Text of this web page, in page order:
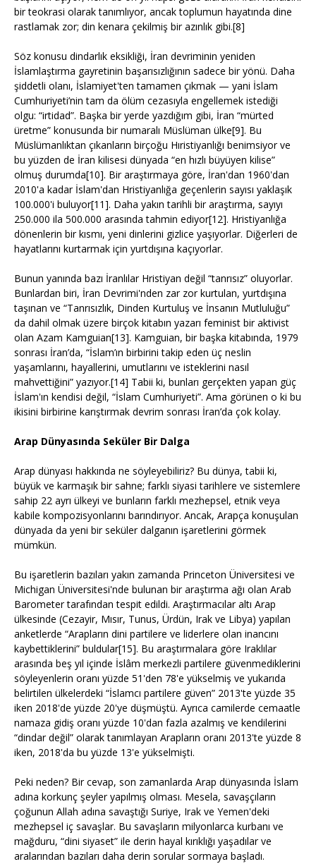
bir teokrasi olarak tanımlıyor, ancak toplumun hayatında dine
rastlamak zor; din kenara çekilmiş bir azınlık gibi.[8]
Söz konusu dindarlık eksikliği, İran devriminin yeniden
İslamlaştırma gayretinin başarısızlığının sadece bir yönü. Daha
şiddetli olanı, İslamiyet'ten tamamen çıkmak — yani İslam
Cumhuriyeti’nin tam da ölüm cezasıyla engellemek istediği
olgu: “irtidad”. Başka bir yerde yazdığım gibi, İran “mürted
üretme” konusunda bir numaralı Müslüman ülke[9]. Bu
Müslümanlıktan çıkanların birçoğu Hıristiyanlığı benimsiyor ve
bu yüzden de İran kilisesi dünyada “en hızlı büyüyen kilise”
olmuş durumda[10]. Bir araştırmaya göre, İran'dan 1960'dan
2010'a kadar İslam'dan Hristiyanlığa geçenlerin sayısı yaklaşık
100.000'i buluyor[11]. Daha yakın tarihli bir araştırma, sayıyı
250.000 ila 500.000 arasında tahmin ediyor[12]. Hristiyanlığa
dönenlerin bir kısmı, yeni dinlerini gizlice yaşıyorlar. Diğerleri de
hayatlarını kurtarmak için yurtdışına kaçıyorlar.
Bunun yanında bazı İranlılar Hristiyan değil “tanrısız” oluyorlar.
Bunlardan biri, İran Devrimi'nden zar zor kurtulan, yurtdışına
taşınan ve “Tanrısızlık, Dinden Kurtuluş ve İnsanın Mutluluğu”
da dahil olmak üzere birçok kitabın yazarı feminist bir aktivist
olan Azam Kamguian[13]. Kamguian, bir başka kitabında, 1979
sonrası İran’da, “İslam’ın birbirini takip eden üç neslin
yaşamlarını, hayallerini, umutlarını ve isteklerini nasıl
mahvettiğini” yazıyor.[14] Tabii ki, bunları gerçekten yapan güç
İslam'ın kendisi değil, “İslam Cumhuriyeti”. Ama görünen o ki bu
ikisini birbirine karıştırmak devrim sonrası İran’da çok kolay.
Arap Dünyasında Seküler Bir Dalga
Arap dünyası hakkında ne söyleyebiliriz? Bu dünya, tabii ki,
büyük ve karmaşık bir sahne; farklı siyasi tarihlere ve sistemlere
sahip 22 ayrı ülkeyi ve bunların farklı mezhepsel, etnik veya
kabile kompozisyonlarını barındırıyor. Ancak, Arapça konuşulan
dünyada da yeni bir seküler dalganın işaretlerini görmek
mümkün.
Bu işaretlerin bazıları yakın zamanda Princeton Üniversitesi ve
Michigan Üniversitesi'nde bulunan bir araştırma ağı olan Arab
Barometer tarafından tespit edildi. Araştırmacılar altı Arap
ülkesinde (Cezayir, Mısır, Tunus, Ürdün, Irak ve Libya) yapılan
anketlerde “Arapların dini partilere ve liderlere olan inancını
kaybettiklerini” buldular[15]. Bu araştırmalara göre Iraklılar
arasında beş yıl içinde İslâm merkezli partilere güvenmediklerini
söyleyenlerin oranı yüzde 51'den 78'e yükselmiş ve yukarıda
belirtilen ülkelerdeki “İslamcı partilere güven” 2013'te yüzde 35
iken 2018'de yüzde 20'ye düşmüştü. Ayrıca camilerde cemaatle
namaza gidiş oranı yüzde 10'dan fazla azalmış ve kendilerini
“dindar değil” olarak tanımlayan Arapların oranı 2013'te yüzde 8
iken, 2018'da bu yüzde 13'e yükselmişti.
Peki neden? Bir cevap, son zamanlarda Arap dünyasında İslam
adına korkunç şeyler yapılmış olması. Mesela, savaşçıların
çoğunun Allah adına savaştığı Suriye, Irak ve Yemen'deki
mezhepsel iç savaşlar. Bu savaşların milyonlarca kurbanı ve
mağduru, “dini siyaset” ile derin hayal kırıklığı yaşadılar ve
aralarından bazıları daha derin sorular sormaya başladı.